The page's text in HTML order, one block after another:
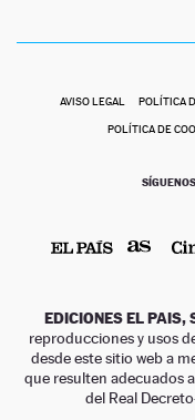
AVISO LEGAL POLÍTICA
POLÍTICA DE
EDICIONES EL PAIS,
reproducciones y usos
desde este sitio web a
que resulten adecuados
del Real